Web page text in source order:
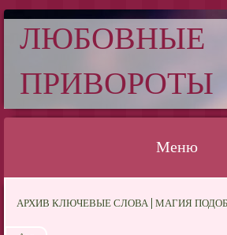
ЛЮБОВНЫЕ
ПРИВОРОТЫ
Меню
АРХИВ КЛЮЧЕВЫЕ СЛОВА | МАГИЯ